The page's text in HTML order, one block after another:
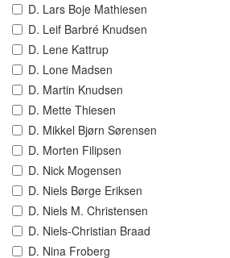
D. Lars Boje Mathiesen
D. Leif Barbré Knudsen
D. Lene Kattrup
D. Lone Madsen
D. Martin Knudsen
D. Mette Thiesen
D. Mikkel Bjørn Sørensen
D. Morten Filipsen
D. Nick Mogensen
D. Niels Børge Eriksen
D. Niels M. Christensen
D. Niels-Christian Braad
D. Nina Froberg